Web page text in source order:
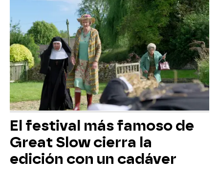
El festival más famoso de
Great Slow cierra la
edición con un cadáver